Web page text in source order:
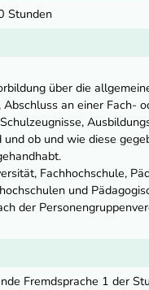
Stunden
über die
an einer Fach-
ob und wie diese
Fachhochschule,
und
der
Fremdsprache 1 der